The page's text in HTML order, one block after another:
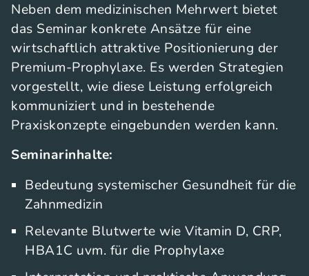
Neben dem medizinischen Mehrwert bietet
das Seminar konkrete Ansätze für eine
wirtschaftlich attraktive Positionierung der
Premium-Prophylaxe. Es werden Strategien
vorgestellt, wie diese Leistung erfolgreich
kommuniziert und in bestehende
Praxiskonzepte eingebunden werden kann.
Seminarinhalte:
Bedeutung systemischer Gesundheit für die
Zahnmedizin
Relevante Blutwerte wie Vitamin D, CRP,
HBA1C uvm. für die Prophylaxe